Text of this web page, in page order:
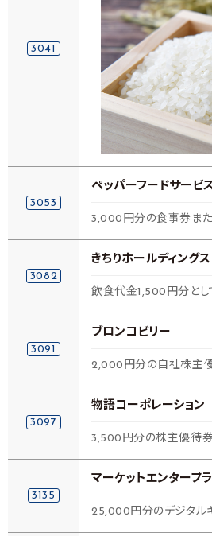
3041
3053
ペッパーフードサービ
3,000円分の食事券ま
3082
きちりホールディングス
飲食代金1,500円分と
3091
ブロンコビリー
2,000円分の自社株主
3097
物語コーポレーション
3,500円分の株主優待券
3135
マーケットエンタープ
25,000円分のデジタルギ